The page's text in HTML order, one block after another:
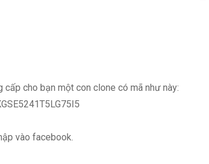
cho bạn một con clone có mã như này:
vào facebook.